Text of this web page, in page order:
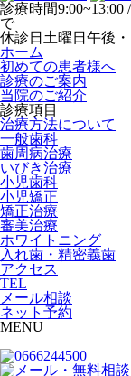
診療時間9:00~13:00
で
休診日 土曜日午後
ホーム
初めての患者様へ
診療のご案内
当院のご紹介
診療項目
治療方法について
一般歯科
歯周病治療
いびき治療
小児歯科
小児矯正
矯正治療
審美治療
ホワイトニング
入れ歯・精密義歯
アクセス
TEL
メール相談
ネット予約
MENU